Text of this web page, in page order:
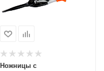
Ножницы с